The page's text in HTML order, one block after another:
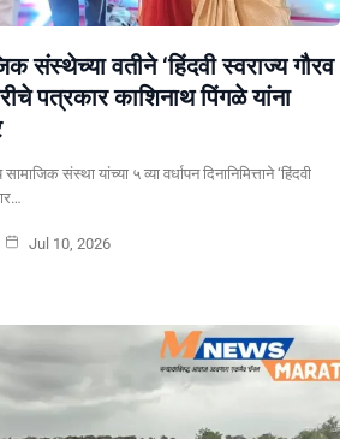
संस्थेच्या वतीने ‘हिंदवी स्वराज्य गौरव
पत्रकार काशिनाथ पिंगळे यांना
संस्था यांच्या ५ व्या वर्धापन दिनानिमित्ताने ‘हिंदवी
Jul 10, 2026